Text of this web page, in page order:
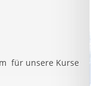
für unsere Kurse